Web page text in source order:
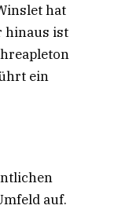
hat
hinaus ist
ein
auf.